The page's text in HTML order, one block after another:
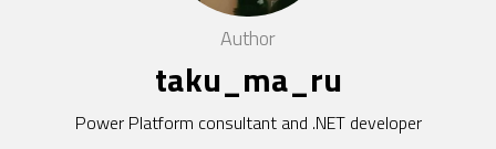
Author
taku_ma_ru
Power Platform consultant and .NET developer